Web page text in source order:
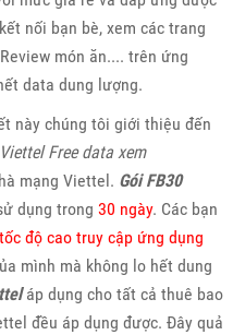
nối bạn bè, xem các trang
món ăn.... trên ứng
data dung lượng.
này chúng tôi giới thiệu đến
Free data xem
mạng Viettel. Gói FB30
dụng trong 30 ngày. Các bạn
độ cao truy cập ứng dụng
mình mà không lo hết dung
áp dụng cho tất cả thuê bao
đều áp dụng được. Đây quả